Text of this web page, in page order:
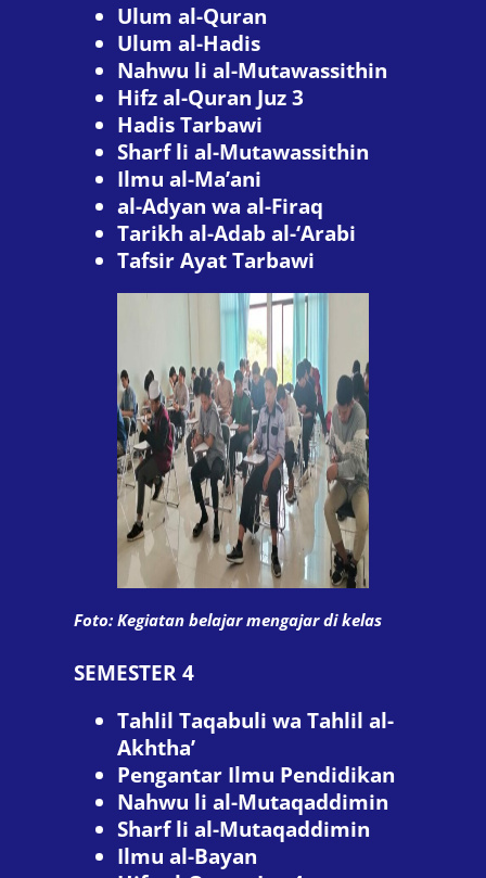
Ulum al-Quran
Ulum al-Hadis
Nahwu li al-Mutawassithin
Hifz al-Quran Juz 3
Hadis Tarbawi
Sharf li al-Mutawassithin
Ilmu al-Ma’ani
al-Adyan wa al-Firaq
Tarikh al-Adab al-‘Arabi
Tafsir Ayat Tarbawi
Foto: Kegiatan belajar mengajar di kelas
SEMESTER 4
Tahlil Taqabuli wa Tahlil al-
Akhtha’
Pengantar Ilmu Pendidikan
Nahwu li al-Mutaqaddimin
Sharf li al-Mutaqaddimin
Ilmu al-Bayan